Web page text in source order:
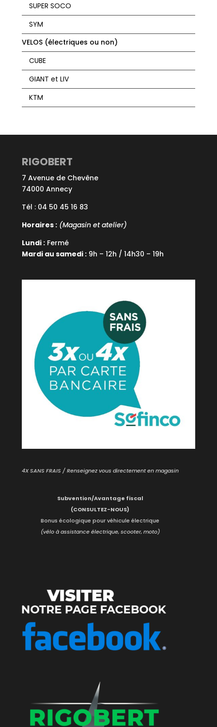
SUPER SOCO
SYM
VELOS (électriques ou non)
CUBE
GIANT et LIV
KTM
RIGOBERT
7 Avenue de Chevêne
74000 Annecy
Tél : 04 50 45 16 83
Horaires :(Magasin et atelier)
Lundi :Fermé
Mardi au samedi :9h – 12h / 14h30 – 19h
4X SANS FRAIS / Renseignez vous directement en magasin
Subvention/Avantage fiscal
(CONSULTEZ-NOUS)
Bonus écologique pour véhicule électrique
(vélo à assistance électrique, scooter, moto)